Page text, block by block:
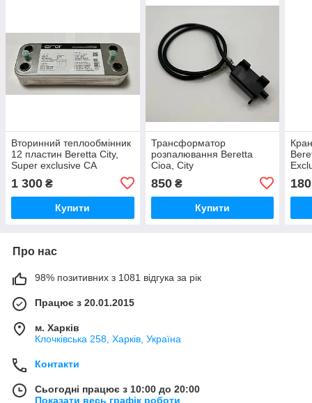
Вторинний теплообмінник
12 пластин Beretta City,
Super exclusive CA
1 300 ₴
Купити
Трансформатор
розпалювання Beretta
Cioa, City
10026031/10041900015/
(Brahma)
850₴
Купити
180
Про нас
98% позитивних з 1081 відгука за рік
Працює з 20.01.2015
м. Харків
Клочкiвська 258, Харків, Україна
Контакти
Сьогодні працює з 10:00 до 20:00
Показати весь графік роботи